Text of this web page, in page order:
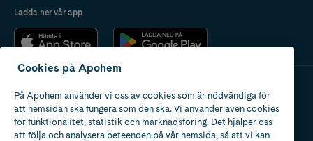
mängden efter tvättmängd och vattnets hårdhet.
Ladda ner vår app
Apotek med tillstånd
av Läkemedelsverket
Cookies på Apohem
På Apohem använder vi oss av cookies som är nödvändiga för
att hemsidan ska fungera som den ska. Vi använder även cookies
för funktionalitet, statistik och marknadsföring. Det hjälper oss
att följa och analysera beteenden på vår hemsida, så att vi kan